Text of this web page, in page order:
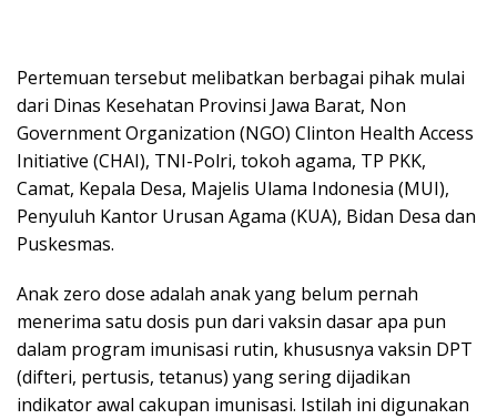
Pertemuan tersebut melibatkan berbagai pihak mulai
dari Dinas Kesehatan Provinsi Jawa Barat, Non
Government Organization (NGO) Clinton Health Access
Initiative (CHAI), TNI-Polri, tokoh agama, TP PKK,
Camat, Kepala Desa, Majelis Ulama Indonesia (MUI),
Penyuluh Kantor Urusan Agama (KUA), Bidan Desa dan
Puskesmas.
Anak zero dose adalah anak yang belum pernah
menerima satu dosis pun dari vaksin dasar apa pun
dalam program imunisasi rutin, khususnya vaksin DPT
(difteri, pertusis, tetanus) yang sering dijadikan
indikator awal cakupan imunisasi. Istilah ini digunakan